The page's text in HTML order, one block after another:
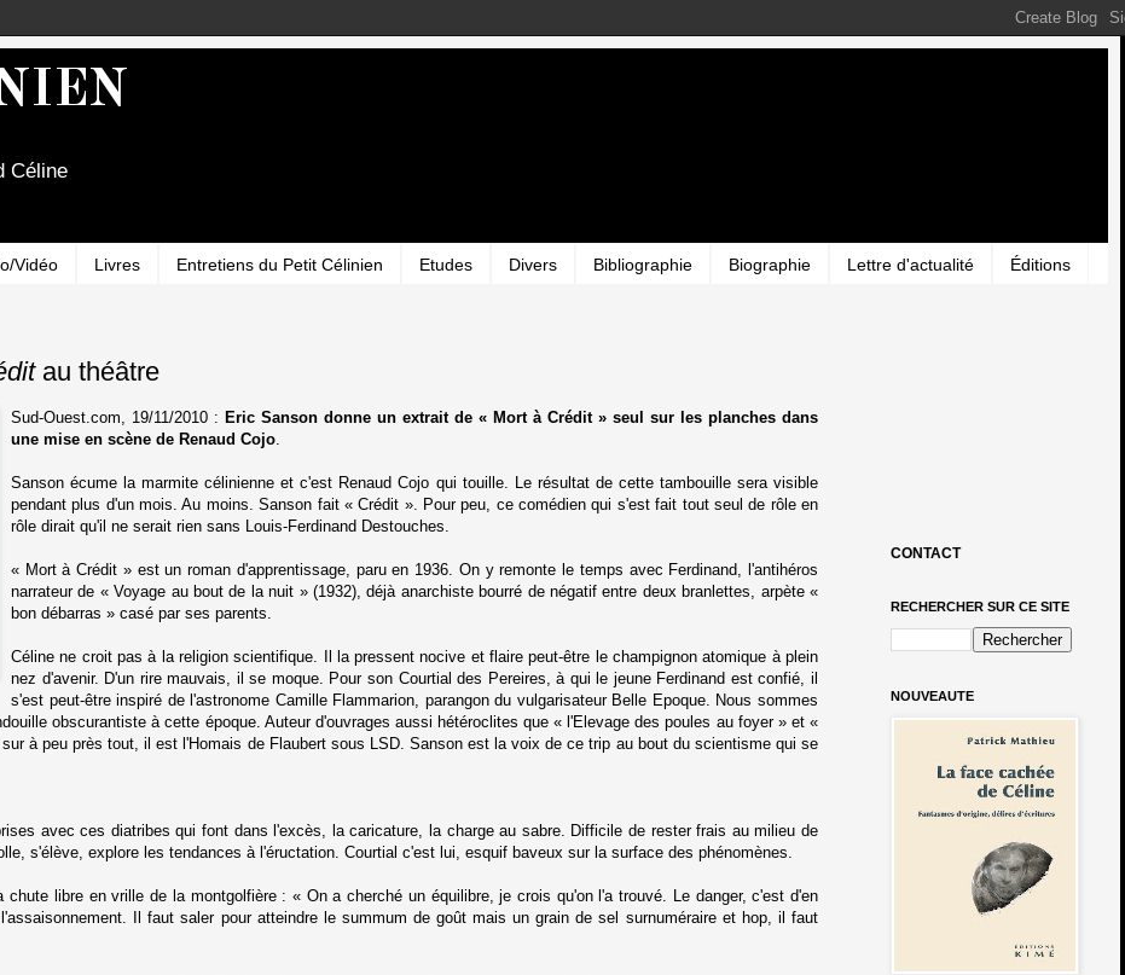
Céline
Vidéo Livres Entretiens du Petit Célinien Etudes Divers Bibliographie Biographie Lettre d'actualité Éditions
au théâtre
Sud-Ouest.com , 19/11/2010 : Eric Sanson donne un extrait de « Mort à Crédit » seul sur les planches dans
une mise en scène de Renaud Cojo
Sanson écume la marmite célinienne et c'est Renaud Cojo qui touille. Le résultat de cette tambouille sera visible
pendant plus d'un mois. Au moins. Sanson fait « Crédit ». Pour peu, ce comédien qui s'est fait tout seul de rôle en
rôle dirait qu'il ne serait rien sans Louis-Ferdinand Destouches.
« Mort à Crédit » est un roman d'apprentissage, paru en 1936. On y remonte le temps avec Ferdinand, l'antihéros
narrateur de « Voyage au bout de la nuit » (1932), déjà anarchiste bourré de négatif entre deux branlettes, arpète «
bon débarras » casé par ses parents.
Céline ne croit pas à la religion scientifique. Il la pressent nocive et flaire peut-être le champignon atomique à plein
nez d'avenir. D'un rire mauvais, il se moque. Pour son Courtial des Pereires, à qui le jeune Ferdinand est confié, il
s'est peut-être inspiré de l'astronome Camille Flammarion, parangon du vulgarisateur Belle Epoque. Nous sommes
obscurantiste à cette époque. Auteur d'ouvrages aussi hétéroclites que « l'Elevage des poules au foyer » et «
à peu près tout, il est l'Homais de Flaubert sous LSD. Sanson est la voix de ce trip au bout du scientisme qui se
avec ces diatribes qui font dans l'excès, la caricature, la charge au sabre. Difficile de rester frais au milieu de
s'élève, explore les tendances à l'éructation. Courtial c'est lui, esquif baveux sur la surface des phénomènes.
libre en vrille de la montgolfière : « On a cherché un équilibre, je crois qu'on l'a trouvé. Le danger, c'est d'en
Il faut saler pour atteindre le summum de goût mais un grain de sel surnuméraire et hop, il faut
CONTACT
RECHERCHER SUR CE SITE
NOUVEAUTE